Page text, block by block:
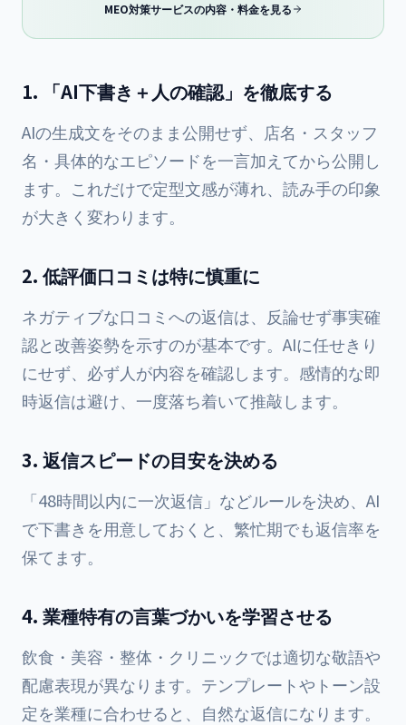
MEO対策サービスの内容・料金を見る
1. 「AI下書き＋人の確認」を徹底する
AIの生成文をそのまま公開せず、店名・スタッフ
名・具体的なエピソードを一言加えてから公開し
ます。これだけで定型文感が薄れ、読み手の印象
が大きく変わります。
2. 低評価口コミは特に慎重に
ネガティブな口コミへの返信は、反論せず事実確
認と改善姿勢を示すのが基本です。AIに任せきり
にせず、必ず人が内容を確認します。感情的な即
時返信は避け、一度落ち着いて推敲します。
3. 返信スピードの目安を決める
「48時間以内に一次返信」などルールを決め、AI
で下書きを用意しておくと、繁忙期でも返信率を
保てます。
4. 業種特有の言葉づかいを学習させる
飲食・美容・整体・クリニックでは適切な敬語や
配慮表現が異なります。テンプレートやトーン設
定を業種に合わせると、自然な返信になります。